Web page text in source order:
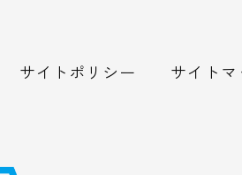
サイトポリシー サイトマ